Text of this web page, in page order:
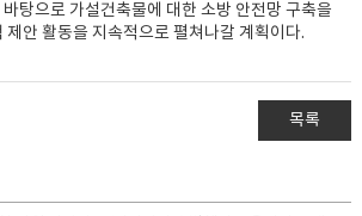
탕으로 가설건축물에 대한 소방 안전망 구축을
제안 활동을 지속적으로 펼쳐나갈 계획이다.
목록